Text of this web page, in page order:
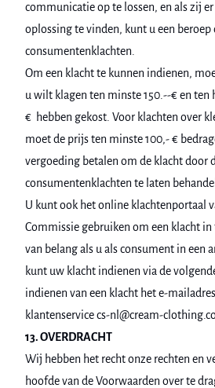
communicatie op te lossen, en als zij
oplossing te vinden, kunt u een beroep
consumentenklachten.
Om een klacht te kunnen indienen,
u wilt klagen ten minste 150.--€ en ten
€ hebben gekost. Voor klachten over
moet de prijs ten minste 100,- €
vergoeding betalen om de klacht door
consumentenklachten te laten
U kunt ook het online klachtenportaal
Commissie gebruiken om een klacht in
van belang als u als consument in een
kunt uw klacht indienen via de
indienen van een klacht het e-
klantenservice cs-nl@cream-
13. OVERDRACHT
Wij hebben het recht onze rechten en
hoofde van de Voorwaarden over te